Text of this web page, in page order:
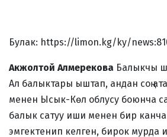
Булак: https://limon.kg/ky/
Акжолтой Алмерекова Балыкчы
Ал балыктары ыштап, андан соң
менен Ысык-Көл облусу боюнча
балык сатуу иши менен бир
эмгектенип келген, бирок мурда